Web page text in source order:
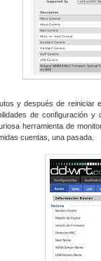
y después de reiniciar
de configuración
herramienta de
cuentas, una pasada.